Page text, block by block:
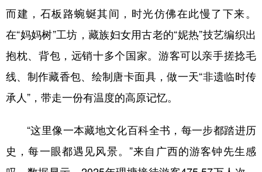
而建，石板路蜿蜒其间，时光仿佛在此慢了下来。
在“妈妈树”工坊，藏族妇女用古老的“妮热”技艺编织出
抱枕、背包，远销十多个国家。游客可以亲手搓捻毛
线、制作藏香包、绘制唐卡面具，做一天“非遗临时传
承人”，带走一份有温度的高原记忆。
“这里像一本藏地文化百科全书，每一步都踏进历
史，每一眼都遇见风景。”来自广西的游客钟先生感